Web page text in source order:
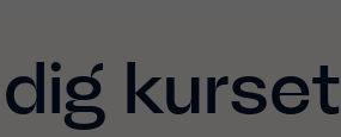
kurset